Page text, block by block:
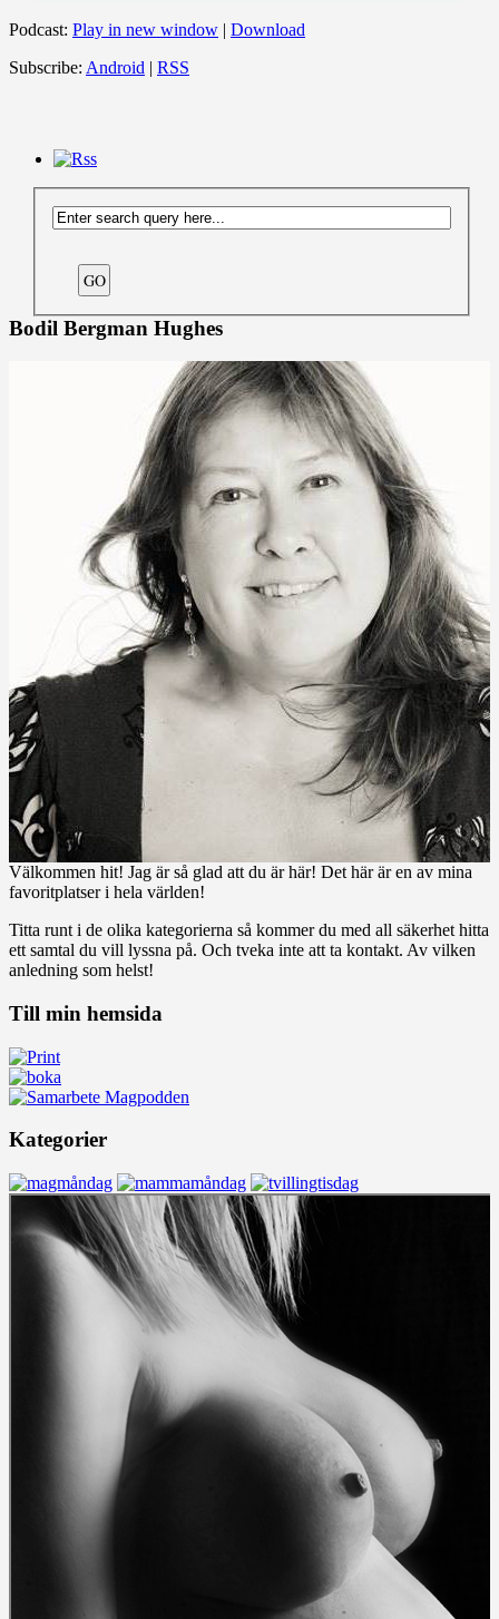
Podcast: Play in new window | Download
Subscribe: Android | RSS
Bodil Bergman Hughes
Välkommen hit! Jag är så glad att du är här! Det här är en av mina
favoritplatser i hela världen!
Titta runt i de olika kategorierna så kommer du med all säkerhet hitta
ett samtal du vill lyssna på. Och tveka inte att ta kontakt. Av vilken
anledning som helst!
Till min hemsida
Kategorier